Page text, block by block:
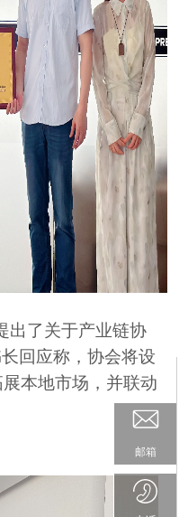
出了关于产业链协
回应称，协会将设
本地市场，并联动
邮箱